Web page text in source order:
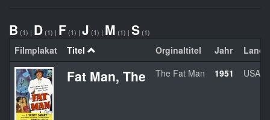
B (1) | D (1) | F (1) | J (1) | M (1) | S (1)
Filmplakat Titel Orginaltitel Jahr Land
Fat Man, The The Fat Man 1951 USA